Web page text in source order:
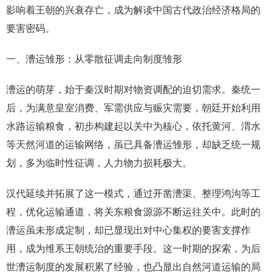
影响着王朝的兴衰存亡，成为解读中国古代政治经济格局的
要害密码。
一、漕运雏形：从零散征调走向制度雏形
漕运的萌芽，始于秦汉时期对物资调配的迫切需求。秦统一
后，为满意皇室消费、军需供应与赈灾需要，朝廷开始利用
水路运输粮食，初步构建起以关中为核心，依托黄河、渭水
等天然河道的运输网络，虽已具备漕运雏形，却缺乏统一规
划，多为临时性征调，人力物力损耗极大。
汉代延续并拓展了这一模式，通过开凿漕渠、整理鸿沟等工
程，优化运输通道，将关东粮食源源不断运往关中。此时的
漕运虽未形成定制，却已显现出对中心集权的要害支撑作
用，成为维系王朝统治的重要手段。这一时期的探索，为后
世漕运制度的发展积累了经验，也凸显出自然河道运输的局